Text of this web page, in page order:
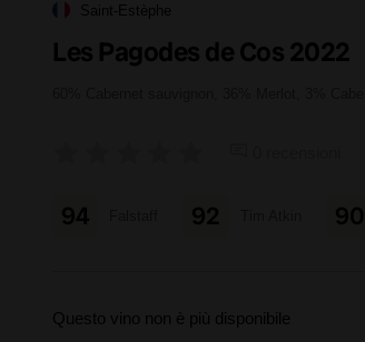
Saint-Estèphe
Les Pagodes de Cos 2022
94 92 90
Questo vino non è più disponibile